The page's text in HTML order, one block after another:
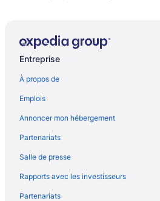
Entreprise
À propos de
Emplois
Annoncer mon hébergement
Partenariats
Salle de presse
Rapports avec les investisseurs
Partenariats